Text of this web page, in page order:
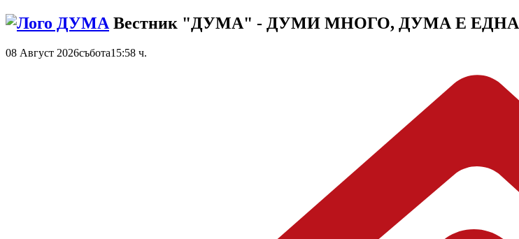
Вестник "ДУМА" - ДУМИ МНОГО, ДУМА Е ЕДНА
08 Август 2026събота15:58 ч.